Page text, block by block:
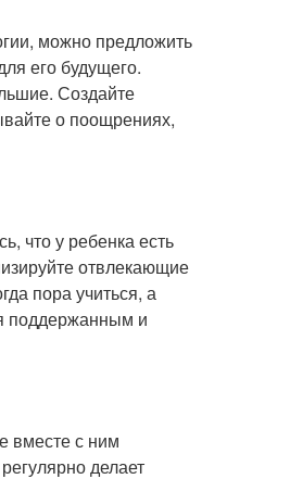
можно предложить
его будущего.
Создайте
о поощрениях,
что у ребенка есть
отвлекающие
пора учиться, а
поддержанным и
вместе с ним
делает